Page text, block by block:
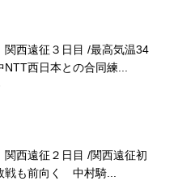
関西遠征３日目 /最高気温34
NTT西日本との合同練...
関西遠征２日目 /関西遠征初
戦も前向く 中村騎...